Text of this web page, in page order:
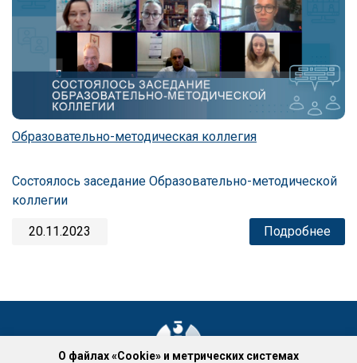
Образовательно-методическая коллегия
Состоялось заседание Образовательно-методической
коллегии
20.11.2023 Подробнее
О файлах «Cookie» и метрических системах